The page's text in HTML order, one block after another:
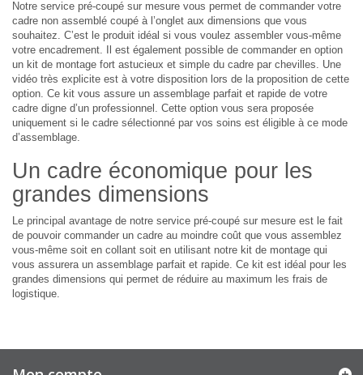
Notre service pré-coupé sur mesure vous permet de commander votre
cadre non assemblé coupé à l’onglet aux dimensions que vous
souhaitez. C’est le produit idéal si vous voulez assembler vous-même
votre encadrement. Il est également possible de commander en option
un kit de montage fort astucieux et simple du cadre par chevilles. Une
vidéo très explicite est à votre disposition lors de la proposition de cette
option. Ce kit vous assure un assemblage parfait et rapide de votre
cadre digne d’un professionnel. Cette option vous sera proposée
uniquement si le cadre sélectionné par vos soins est éligible à ce mode
d’assemblage.
Un cadre économique pour les
grandes dimensions
Le principal avantage de notre service pré-coupé sur mesure est le fait
de pouvoir commander un cadre au moindre coût que vous assemblez
vous-même soit en collant soit en utilisant notre kit de montage qui
vous assurera un assemblage parfait et rapide. Ce kit est idéal pour les
grandes dimensions qui permet de réduire au maximum les frais de
logistique.